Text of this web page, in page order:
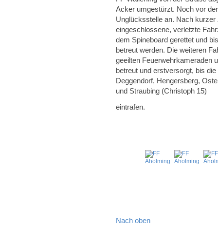
Acker umgestürzt. Noch vor
Unglücksstelle an. Nach
eingeschlossene, verletzte
dem Spineboard gerettet und
betreut werden. Die weiteren
geeilten Feuerwehrkameraden
betreut und erstversorgt, bis
Deggendorf, Hengersberg,
und Straubing (Christoph 15)
eintrafen.
Nach oben